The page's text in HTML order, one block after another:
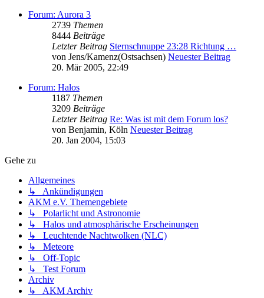
Forum: Aurora 3
2739 Themen
8444 Beiträge
Letzter Beitrag Sternschnuppe 23:28 Richtung …
von Jens/Kamenz(Ostsachsen) Neuester Beitrag
20. Mär 2005, 22:49
Forum: Halos
1187 Themen
3209 Beiträge
Letzter Beitrag Re: Was ist mit dem Forum los?
von Benjamin, Köln Neuester Beitrag
20. Jan 2004, 15:03
Gehe zu
Allgemeines
↳ Ankündigungen
AKM e.V. Themengebiete
↳ Polarlicht und Astronomie
↳ Halos und atmosphärische Erscheinungen
↳ Leuchtende Nachtwolken (NLC)
↳ Meteore
↳ Off-Topic
↳ Test Forum
Archiv
↳ AKM Archiv